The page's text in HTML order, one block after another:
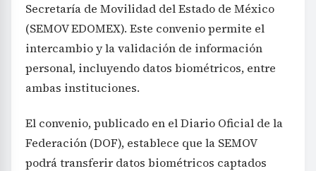
Secretaría de Movilidad del Estado de México
(SEMOV EDOMEX). Este convenio permite el
intercambio y la validación de información
personal, incluyendo datos biométricos, entre
ambas instituciones.
El convenio, publicado en el Diario Oficial de la
Federación (DOF), establece que la SEMOV
podrá transferir datos biométricos captados